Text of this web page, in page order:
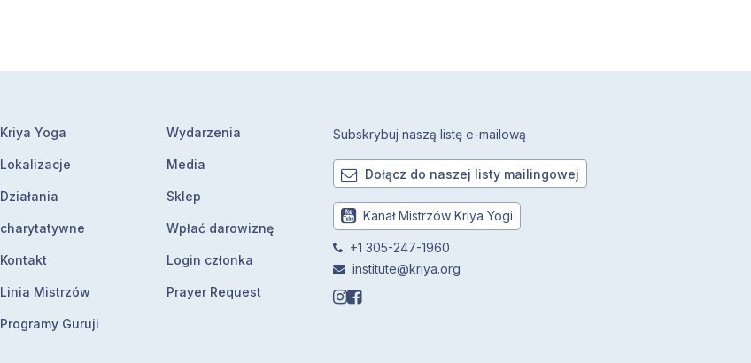
Kriya Yoga
Lokalizacje
Działania
charytatywne
Kontakt
Linia Mistrzów
Programy Guruji
Wydarzenia
Media
Sklep
Wpłać darowiznę
Login członka
Prayer Request
Subskrybuj naszą listę e-mailową
Dołącz do naszej listy mailingowej
Kanał Mistrzów Kriya Yogi
+1 305-247-1960
institute@kriya.org